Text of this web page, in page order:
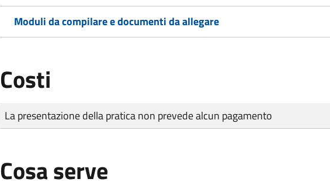
Moduli da compilare e documenti da allegare
Costi
Tipo di pagamento
Importo
La presentazione della pratica non prevede alcun pagamento
Cosa serve